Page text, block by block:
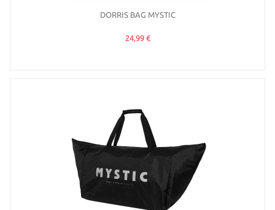
DORRIS BAG MYSTIC
24,99 €